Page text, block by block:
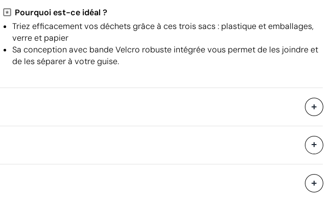
Pourquoi est-ce idéal ?
Triez efficacement vos déchets grâce à ces trois sacs : plastique et emballages,
verre et papier
Sa conception avec bande Velcro robuste intégrée vous permet de les joindre et
de les séparer à votre guise.
Livré dans un sac individuel (l'emballage